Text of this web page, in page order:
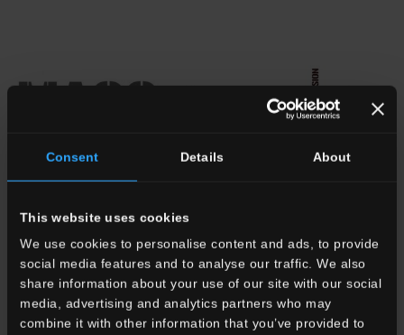
Consent Details About
This website uses cookies
We use cookies to personalise content and ads, to provide
social media features and to analyse our traffic. We also
share information about your use of our site with our social
media, advertising and analytics partners who may
combine it with other information that you’ve provided to